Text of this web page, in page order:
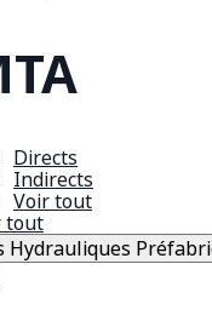
Directs
Indirects
Voir tout
tout
Hydrauliques